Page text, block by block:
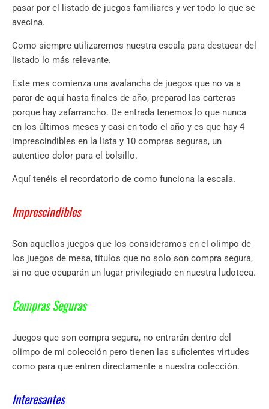
pasar por el listado de juegos familiares y ver todo lo que se
avecina.
Como siempre utilizaremos nuestra escala para destacar del
listado lo más relevante.
Este mes comienza una avalancha de juegos que no va a
parar de aquí hasta finales de año, preparad las carteras
porque hay zafarrancho. De entrada tenemos lo que nunca
en los últimos meses y casi en todo el año y es que hay 4
imprescindibles en la lista y 10 compras seguras, un
autentico dolor para el bolsillo.
Aquí tenéis el recordatorio de como funciona la escala.
Imprescindibles
Son aquellos juegos que los consideramos en el olimpo de
los juegos de mesa, títulos que no solo son compra segura,
si no que ocuparán un lugar privilegiado en nuestra ludoteca.
Compras Seguras
Juegos que son compra segura, no entrarán dentro del
olimpo de mi colección pero tienen las suficientes virtudes
como para que entren directamente a nuestra colección.
Interesantes